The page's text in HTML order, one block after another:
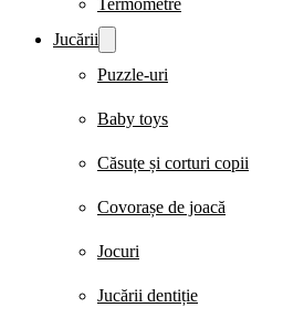
Termometre
Jucării
Puzzle-uri
Baby toys
Căsuțe și corturi copii
Covorașe de joacă
Jocuri
Jucării dentiție